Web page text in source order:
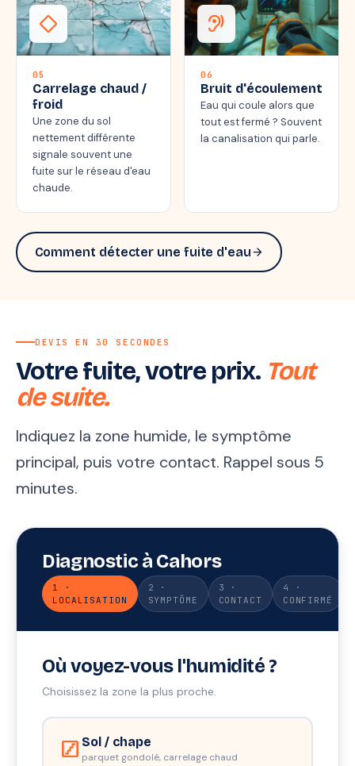
thermostat_carbon
05
Carrelage chaud /
froid
Une zone du sol
nettement différente
signale souvent une
fuite sur le réseau d'eau
chaude.
hearing
06
Bruit d'écoulement
Eau qui coule alors que
tout est fermé ? Souvent
la canalisation qui parle.
Comment détecter une fuite d'eauarrow_forward
DEVIS EN 30 SECONDES
Votre fuite, votre prix. Tout
de suite.
Indiquez la zone humide, le symptôme
principal, puis votre contact. Rappel sous 5
minutes.
Diagnostic à Cahors
1 ·
LOCALISATION
2 ·
SYMPTÔME
3 ·
CONTACT
4 ·
CONFIRMÉ
Où voyez-vous l'humidité ?
Choisissez la zone la plus proche.
stairs Sol / chape
parquet gondolé, carrelage chaud